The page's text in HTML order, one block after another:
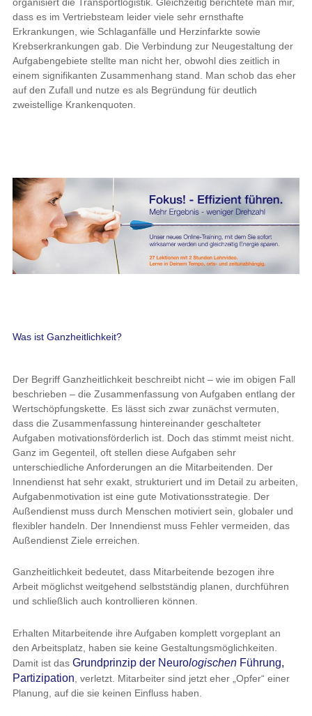
dass es im Vertriebsteam leider viele sehr ernsthafte
Erkrankungen, wie Schlaganfälle und Herzinfarkte sowie
Krebserkrankungen gab. Die Verbindung zur Neugestaltung der
Aufgabengebiete stellte man nicht her, obwohl dies zeitlich in
einem signifikanten Zusammenhang stand. Man schob das eher
auf den Zufall und nutze es als Begründung für deutlich
zweistellige Krankenquoten.
Was ist Ganzheitlichkeit?
Der Begriff Ganzheitlichkeit beschreibt nicht – wie im obigen Fall
beschrieben – die Zusammenfassung von Aufgaben entlang der
Wertschöpfungskette. Es lässt sich zwar zunächst vermuten,
dass die Zusammenfassung hintereinander geschalteter
Aufgaben motivationsförderlich ist. Doch das stimmt meist nicht.
Ganz im Gegenteil, oft stellen diese Aufgaben sehr
unterschiedliche Anforderungen an die Mitarbeitenden. Der
Innendienst hat sehr exakt, strukturiert und im Detail zu arbeiten,
Aufgabenmotivation ist eine gute Motivationsstrategie. Der
Außendienst muss durch Menschen motiviert sein, globaler und
flexibler handeln. Der Innendienst muss Fehler vermeiden, das
Außendienst Ziele erreichen.
Ganzheitlichkeit bedeutet, dass Mitarbeitende bezogen ihre
Arbeit möglichst weitgehend selbstständig planen, durchführen
und schließlich auch kontrollieren können.
Erhalten Mitarbeitende ihre Aufgaben komplett vorgeplant an
den Arbeitsplatz, haben sie keine Gestaltungsmöglichkeiten.
Damit ist das Grundprinzip der NeurologischenFührung,
Partizipation , verletzt. Mitarbeiter sind jetzt eher „Opfer“ einer
Planung, auf die sie keinen Einfluss haben.